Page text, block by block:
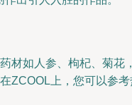
如人参、枸杞、菊
上，您可以参考